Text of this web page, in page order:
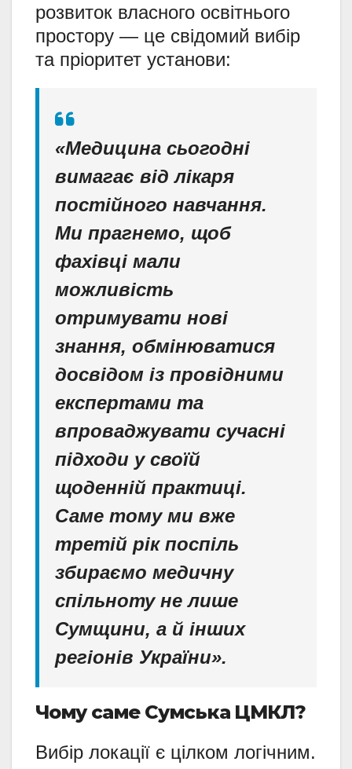
розвиток власного освітнього
простору — це свідомий вибір
та пріоритет установи:
«Медицина сьогодні
вимагає від лікаря
постійного навчання.
Ми прагнемо, щоб
фахівці мали
можливість
отримувати нові
знання, обмінюватися
досвідом із провідними
експертами та
впроваджувати сучасні
підходи у своїй
щоденній практиці.
Саме тому ми вже
третій рік поспіль
збираємо медичну
спільноту не лише
Сумщини, а й інших
регіонів України».
Чому саме Сумська ЦМКЛ?
Вибір локації є цілком логічним.